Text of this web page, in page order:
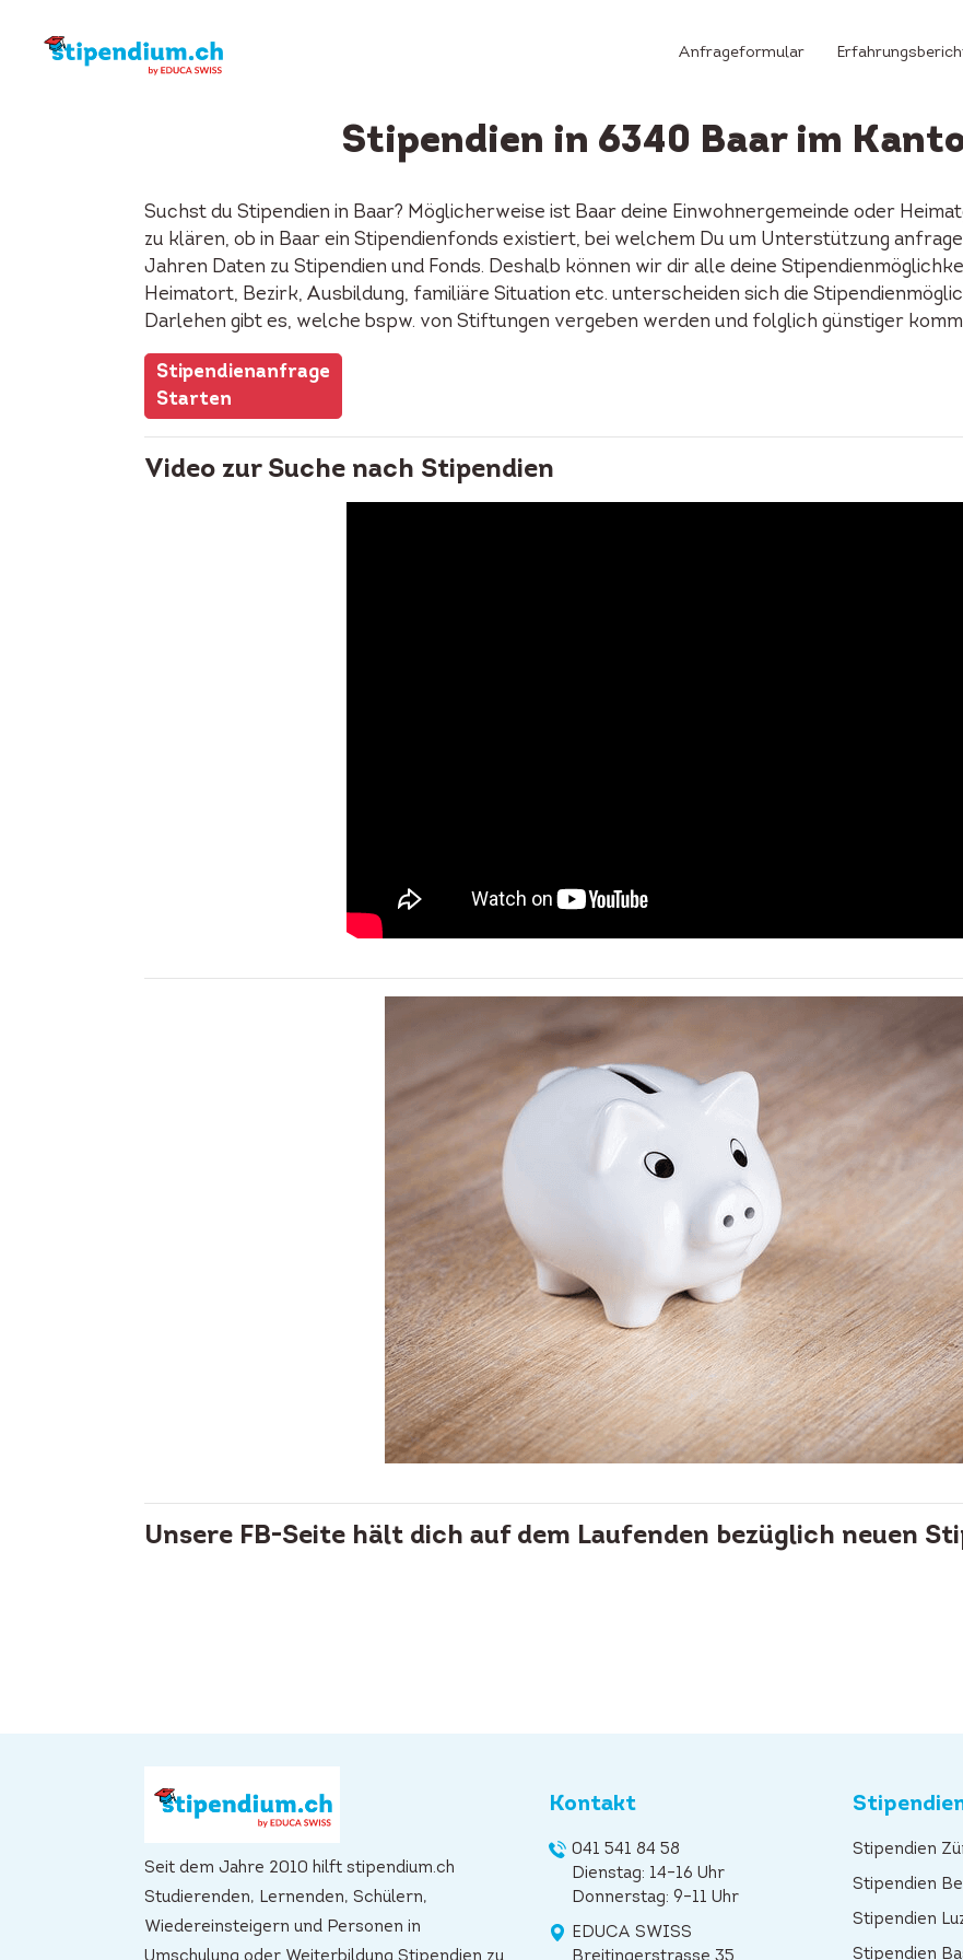
Anfrageformular
Stipendien in 6340 Baar im
Suchst du Stipendien in Baar? Möglicherweise ist Baar deine Einwohnergemeinde oder
zu klären, ob in Baar ein Stipendienfonds existiert, bei welchem Du um Unterstützung
Jahren Daten zu Stipendien und Fonds. Deshalb können wir dir alle deine
Heimatort, Bezirk, Ausbildung, familiäre Situation etc. unterscheiden sich die
Darlehen gibt es, welche bspw. von Stiftungen vergeben werden und folglich günstiger
Stipendienanfrage
Starten
Video zur Suche nach Stipendien
Unsere FB-Seite hält dich auf dem Laufenden bezüglich neuen
Seit dem Jahre 2010 hilft stipendium.ch
Studierenden, Lernenden, Schülern,
Wiedereinsteigern und Personen in
Kontakt
041 541 84 58
Dienstag: 14–16 Uhr
Donnerstag: 9–11 Uhr
EDUCA SWISS
Stipendien
Stipendien
Stipendien
Stipendien